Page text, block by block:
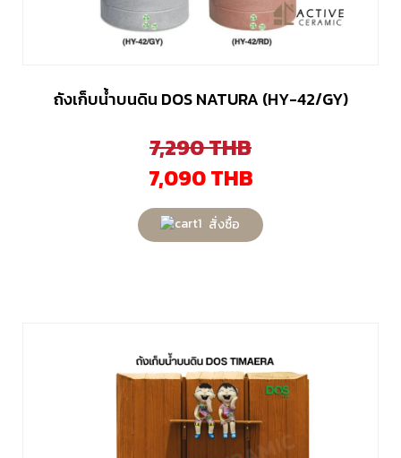
ถังเก็บน้ำบนดิน DOS NATURA (HY-42/GY)
7,290THB
7,090THB
สั่งซื้อ